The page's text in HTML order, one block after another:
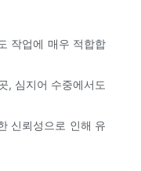
작업에 매우 적합합
, 심지어 수중에서도
신뢰성으로 인해 유